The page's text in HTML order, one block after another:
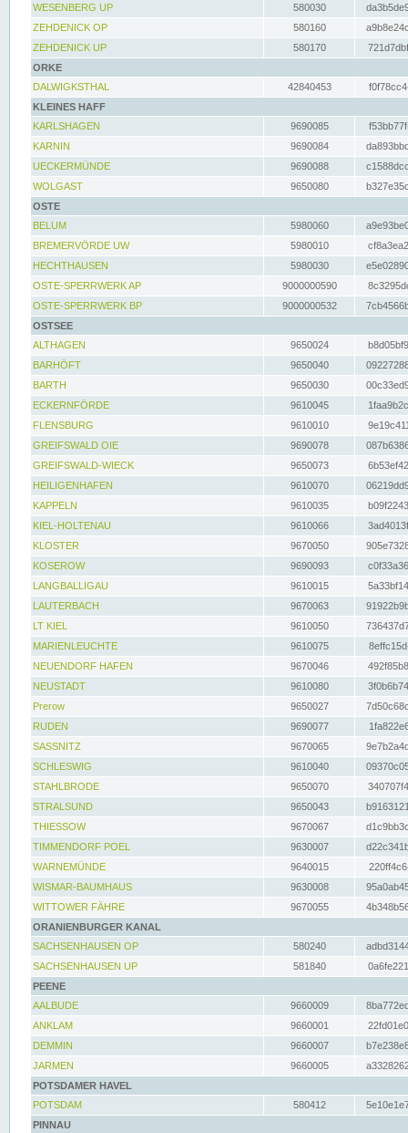
WESENBERG UP
580030
ZEHDENICK OP
580160
ZEHDENICK UP
580170
ORKE
DALWIGKSTHAL
42840453
KLEINES HAFF
KARLSHAGEN
9690085
KARNIN
9690084
UECKERMÜNDE
9690088
WOLGAST
9650080
OSTE
BELUM
5980060
BREMERVÖRDE UW
5980010
HECHTHAUSEN
5980030
OSTE-SPERRWERK AP
9000000590
OSTE-SPERRWERK BP
9000000532
OSTSEE
ALTHAGEN
9650024
BARHÖFT
9650040
BARTH
9650030
ECKERNFÖRDE
9610045
FLENSBURG
9610010
GREIFSWALD OIE
9690078
GREIFSWALD-WIECK
9650073
HEILIGENHAFEN
9610070
KAPPELN
9610035
KIEL-HOLTENAU
9610066
KLOSTER
9670050
KOSEROW
9690093
LANGBALLIGAU
9610015
LAUTERBACH
9670063
LT KIEL
9610050
MARIENLEUCHTE
9610075
NEUENDORF HAFEN
9670046
NEUSTADT
9610080
Prerow
9650027
RUDEN
9690077
SASSNITZ
9670065
SCHLESWIG
9610040
STAHLBRODE
9650070
STRALSUND
9650043
THIESSOW
9670067
TIMMENDORF POEL
9630007
WARNEMÜNDE
9640015
WISMAR-BAUMHAUS
9630008
WITTOWER FÄHRE
9670055
ORANIENBURGER KANAL
SACHSENHAUSEN OP
580240
SACHSENHAUSEN UP
581840
PEENE
AALBUDE
9660009
ANKLAM
9660001
DEMMIN
9660007
JARMEN
9660005
POTSDAMER HAVEL
POTSDAM
580412
PINNAU